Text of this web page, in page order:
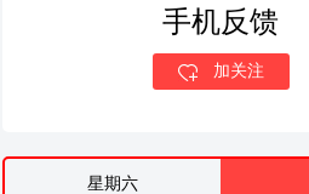
手机反馈
加关注
星期六